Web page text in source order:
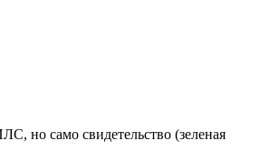
но само свидетельство (зеленая